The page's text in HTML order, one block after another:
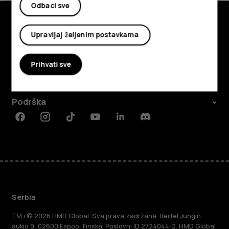
Istražite
O kompaniji
Podrška
FacebookInstagramTiktokYoutubeLinkedinDiscord
Serbia
TM i © 2026 HMD Global. Sva prava zadržana. Bertel Jungin
aukio 9, 02600 Espoo, Finska. Poslovni ID 2724044-2. HMD Global
Odbaci sve
Upravljaj željenim postavkama
Prihvati sve